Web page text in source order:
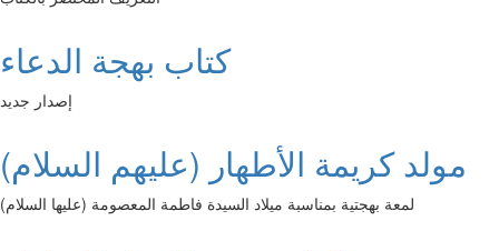
كتاب بهجة الدعاء
إصدار جديد
مولد كريمة الأطهار (عليهم السلام)
لمعة بهجتية بمناسبة ميلاد السيدة فاطمة المعصومة (عليها السلام)